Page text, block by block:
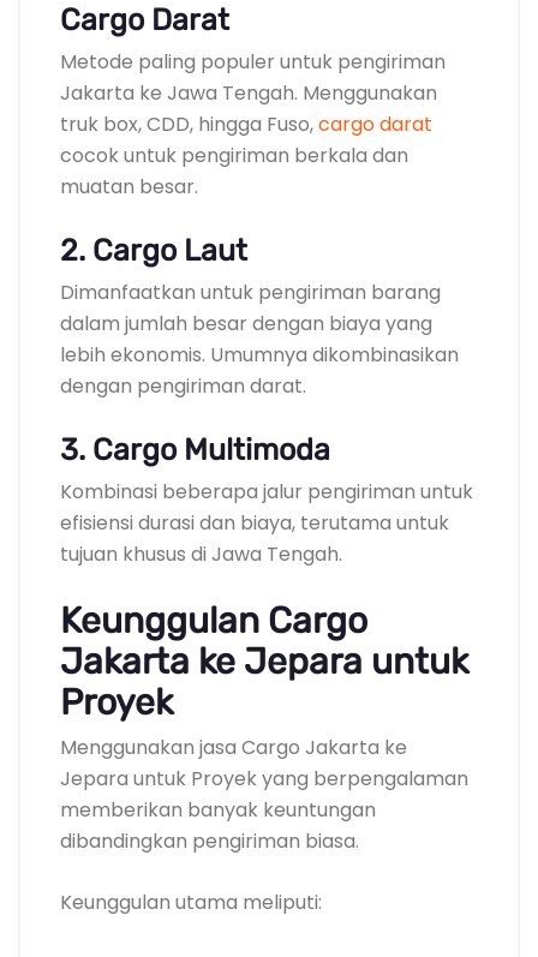
Cargo Darat
Metode paling populer untuk pengiriman
Jakarta ke Jawa Tengah. Menggunakan
truk box, CDD, hingga Fuso,cargo darat
cocok untuk pengiriman berkala dan
muatan besar.
2. Cargo Laut
Dimanfaatkan untuk pengiriman barang
dalam jumlah besar dengan biaya yang
lebih ekonomis. Umumnya dikombinasikan
dengan pengiriman darat.
3. Cargo Multimoda
Kombinasi beberapa jalur pengiriman untuk
efisiensi durasi dan biaya, terutama untuk
tujuan khusus di Jawa Tengah.
Keunggulan Cargo
Jakarta ke Jepara untuk
Proyek
Menggunakan jasa Cargo Jakarta ke
Jepara untuk Proyek yang berpengalaman
memberikan banyak keuntungan
dibandingkan pengiriman biasa.
Keunggulan utama meliputi: